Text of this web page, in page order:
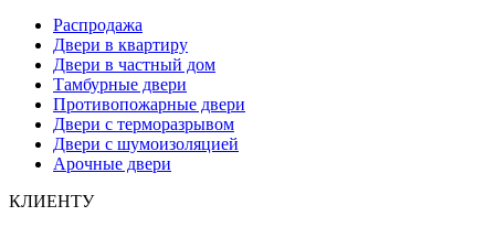
Распродажа
Двери в квартиру
Двери в частный дом
Тамбурные двери
Противопожарные двери
Двери с терморазрывом
Двери с шумоизоляцией
Арочные двери
КЛИЕНТУ